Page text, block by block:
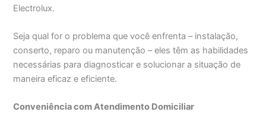
Electrolux.
Seja qual for o problema que você enfrenta – instalação,
conserto, reparo ou manutenção – eles têm as habilidades
necessárias para diagnosticar e solucionar a situação de
maneira eficaz e eficiente.
Conveniência com Atendimento Domiciliar